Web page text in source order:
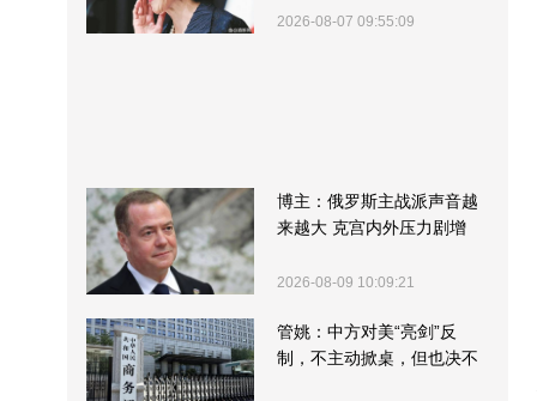
2026-08-07 09:55:09
博主：俄罗斯主战派声音越
来越大 克宫内外压力剧增
2026-08-09 10:09:21
管姚：中方对美“亮剑”反
制，不主动掀桌，但也决不